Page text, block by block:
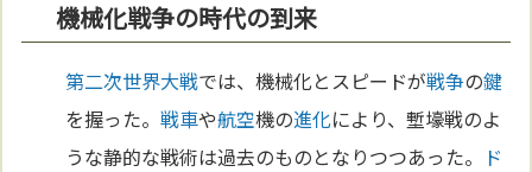
機械化戦争の時代の到来
第二次世界大戦では、機械化とスピードが戦争の鍵
を握った。戦車や航空機の進化により、塹壕戦のよ
うな静的な戦術は過去のものとなりつつあった。 ド